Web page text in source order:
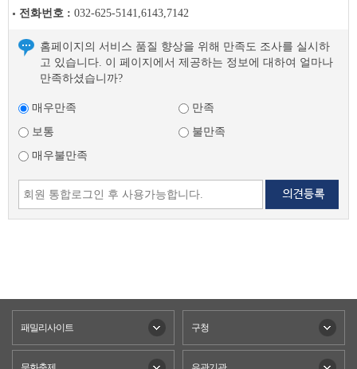
전화번호 : 032-625-5141,6143,7142
홈페이지의 서비스 품질 향상을 위해 만족도 조사를 실시하
고 있습니다. 이 페이지에서 제공하는 정보에 대하여 얼마나
만족하셨습니까?
매우만족
만족
보통
불만족
매우불만족
패밀리사이트 구청